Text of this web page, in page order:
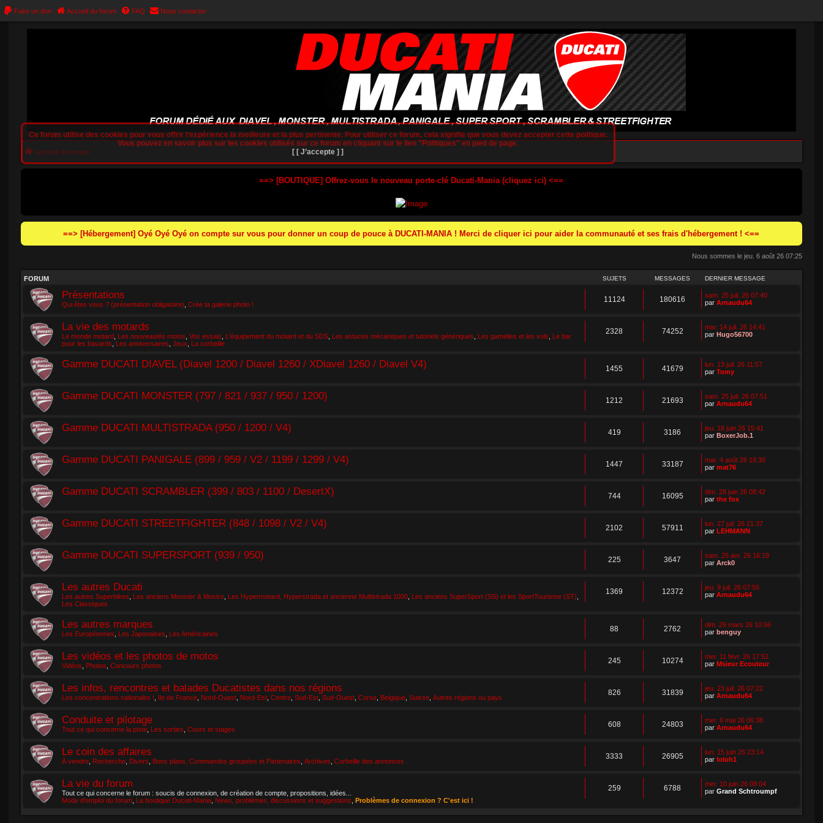
Faire un don Accueil du forum FAQ Nous contacter
Accueil du forum
==> [BOUTIQUE] Offrez-vous le nouveau porte-clé Ducati-Mania (cliquez ici) <==
==> [Hébergement] Oyé Oyé Oyé on compte sur vous pour donner un coup de pouce à DUCATI-MANIA ! Merci de cliquer ici pour aider la communauté et ses frais d'hébergement ! <==
Nous sommes le jeu. 6 août 26 07:25
FORUM SUJETS MESSAGES DERNIER MESSAGE
Présentations
Qui êtes vous ? (présentation obligatoire), Crée ta galerie photo !
11124 180616
sam. 25 juil. 26 07:40
parArnaudu64
La vie des motards
Le monde motard, Les nouveautés motos, Vos essais, L'équipement du motard et du SDS, Les astuces mécaniques et tutoriels génériques, Les gamelles et les vols, Le bar
pour les bavards, Les anniversaires, Jeux, La corbeille
2328 74252
mar. 14 juil. 26 14:41
par Hugo56700
Gamme DUCATI DIAVEL (Diavel 1200 / Diavel 1260 / XDiavel 1260 / Diavel V4) 1455 41679
lun. 13 juil. 26 11:57
parTomy
Gamme DUCATI MONSTER (797 / 821 / 937 / 950 / 1200) 1212 21693
sam. 25 juil. 26 07:51
parArnaudu64
Gamme DUCATI MULTISTRADA (950 / 1200 / V4) 419 3186
jeu. 18 juin 26 15:41
par BoxerJob.1
Gamme DUCATI PANIGALE (899 / 959 / V2 / 1199 / 1299 / V4) 1447 33187
mar. 4 août 26 18:30
parmat76
Gamme DUCATI SCRAMBLER (399 / 803 / 1100 / DesertX) 744 16095
dim. 28 juin 26 08:42
parthe fox
Gamme DUCATI STREETFIGHTER (848 / 1098 / V2 / V4) 2102 57911
lun. 27 juil. 26 21:37
par LEHMANN
Gamme DUCATI SUPERSPORT (939 / 950) 225 3647
sam. 25 avr. 26 16:19
parArck0
Les autres Ducati
Les autres Superbikes, Les anciens Monster & Mostro, Les Hypermotard, Hyperstrada et ancienne Multistrada 1000, Les anciens SuperSport (SS) et les SportTourisme (ST),
Les Classiques
1369 12372
jeu. 9 juil. 26 07:56
parArnaudu64
Les autres marques
Les Européennes, Les Japonaises, Les Américaines
88 2762
dim. 29 mars 26 10:56
par benguy
Les vidéos et les photos de motos
Vidéos, Photos, Concours photos
245 10274
mer. 11 févr. 26 17:52
par Msieur Ecouteur
Les infos, rencontres et balades Ducatistes dans nos régions
Les concentrations nationales !, Ile de France, Nord-Ouest, Nord-Est, Centre, Sud-Est, Sud-Ouest, Corse, Belgique, Suisse, Autres régions ou pays
826 31839
jeu. 23 juil. 26 07:22
parArnaudu64
Conduite et pilotage
Tout ce qui concerne la piste, Les sorties, Cours et stages
608 24803
mer. 6 mai 26 06:38
parArnaudu64
Le coin des affaires
À vendre, Recherche, Divers, Bons plans, Commandes groupées et Partenaires, Archives, Corbeille des annonces
3333 26905
lun. 15 juin 26 23:14
par loloh1
La vie du forum
Tout ce qui concerne le forum : soucis de connexion, de création de compte, propositions, idées...
Mode d'emploi du forum, La boutique Ducati-Mania, News, problèmes, discussions et suggestions, Problèmes de connexion ? C'est ici !
259 6788
mer. 10 juin 26 08:04
parGrand Schtroumpf
Ce forum utilise des cookies pour vous offrir l‘expérience la meilleure et la plus pertinente. Pour utiliser ce forum, cela signifie que vous devez accepter cette politique.
Vous pouvez en savoir plus sur les cookies utilisés sur ce forum en cliquant sur le lien "Politiques" en pied de page.
[ [ J’accepte ] ]